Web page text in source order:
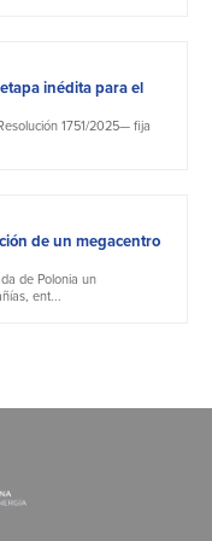
inédita para el
1751/2025— fija
de un megacentro
de Polonia un
ent...